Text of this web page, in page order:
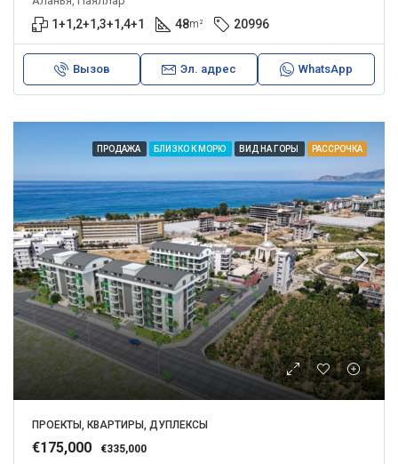
1+1,2+1,3+1,4+1 48m² 20996
Вызов Эл. адрес WhatsApp
ПРОДАЖА БЛИЗКО К МОРЮ ВИД НА ГОРЫ РАССРОЧКА
ПРОЕКТЫ, КВАРТИРЫ, ДУПЛЕКСЫ
€175,000 €335,000